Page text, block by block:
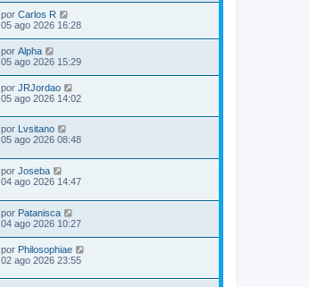
por Carlos R
05 ago 2026 16:28
por Alpha
05 ago 2026 15:29
por JRJordao
05 ago 2026 14:02
por Lvsitano
05 ago 2026 08:48
por Joseba
04 ago 2026 14:47
por Patanisca
04 ago 2026 10:27
por Philosophiae
02 ago 2026 23:55